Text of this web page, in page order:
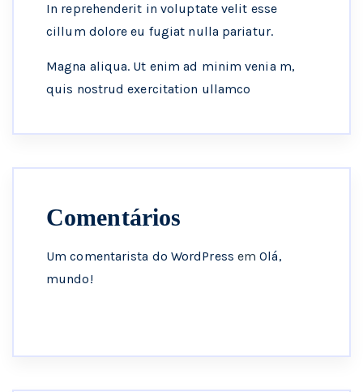
In reprehenderit in voluptate velit esse
cillum dolore eu fugiat nulla pariatur.
Magna aliqua. Ut enim ad minim venia m,
quis nostrud exercitation ullamco
Comentários
Um comentarista do WordPress emOlá,
mundo!